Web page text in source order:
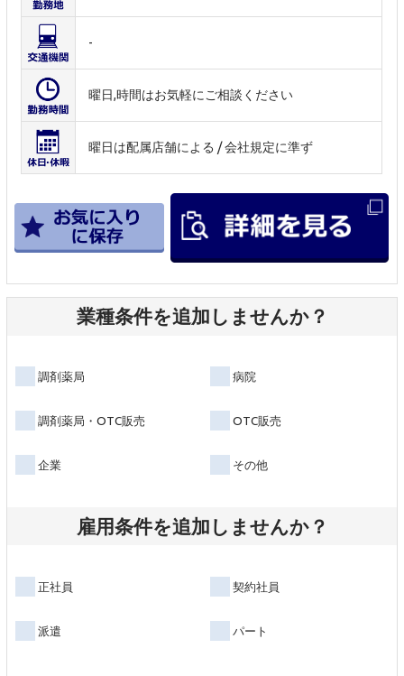
-
曜日,時間はお気軽にご相談ください
曜日は配属店舗による / 会社規定に準ず
業種条件を追加しませんか？
調剤薬局 病院
調剤薬局・OTC販売 OTC販売
企業 その他
雇用条件を追加しませんか？
正社員 契約社員
派遣 パート